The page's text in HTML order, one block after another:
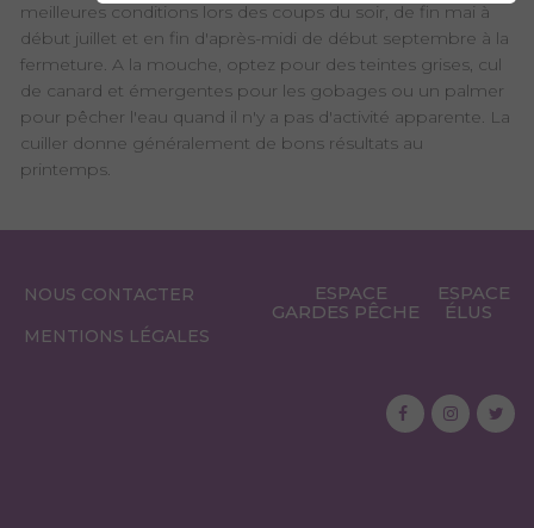
meilleures conditions lors des coups du soir, de fin mai à
début juillet et en fin d'après-midi de début septembre à la
fermeture. A la mouche, optez pour des teintes grises, cul
de canard et émergentes pour les gobages ou un palmer
pour pêcher l'eau quand il n'y a pas d'activité apparente. La
cuiller donne généralement de bons résultats au
printemps.
NOUS CONTACTER
MENTIONS LÉGALES
ESPACE
GARDES PÊCHE
ESPACE
ÉLUS